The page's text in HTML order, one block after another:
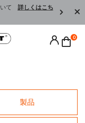
いて 詳しくはこち
0
製品